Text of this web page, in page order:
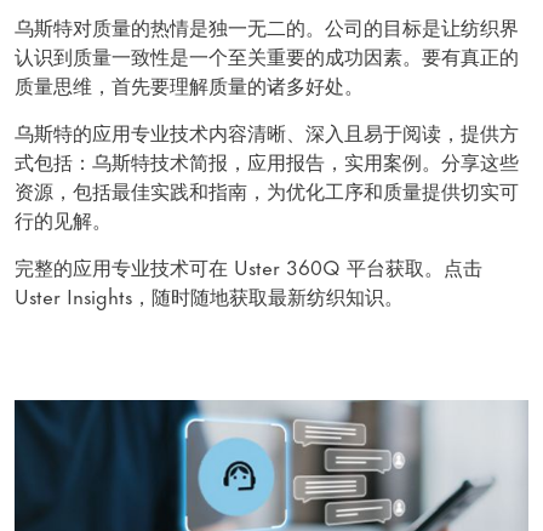
乌斯特对质量的热情是独一无二的。公司的目标是让纺织界
认识到质量一致性是一个至关重要的成功因素。要有真正的
质量思维，首先要理解质量的诸多好处。
乌斯特的应用专业技术内容清晰、深入且易于阅读，提供方
式包括：乌斯特技术简报，应用报告，实用案例。分享这些
资源，包括最佳实践和指南，为优化工序和质量提供切实可
行的见解。
完整的应用专业技术可在 Uster 360Q 平台获取。点击
Uster Insights，随时随地获取最新纺织知识。